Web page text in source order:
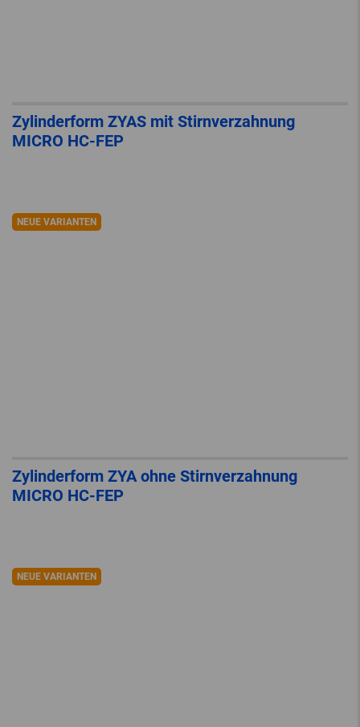
Zylinderform ZYAS mit Stirnverzahnung
MICRO HC-FEP
NEUE VARIANTEN
Zylinderform ZYA ohne Stirnverzahnung
MICRO HC-FEP
NEUE VARIANTEN